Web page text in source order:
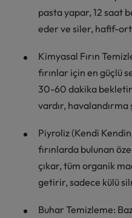
pasta yapar, 12 saat
eder ve siler, hafif-
Kimyasal Fırın
fırınlar için en güçlü
30-60 dakika bekletir
vardır, havalandırma
Piyroliz (Kendi
fırınlarda bulunan
çıkar, tüm organik
getirir, sadece külü
Buhar Temizleme: